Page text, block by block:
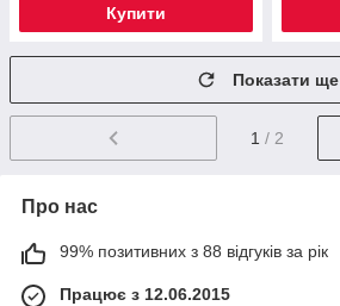
Купити
Показати ще
1 / 2
Про нас
99% позитивних з 88 відгуків за рік
Працює з 12.06.2015